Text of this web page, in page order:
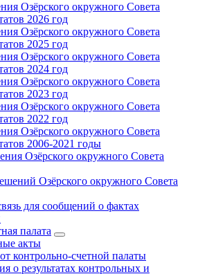
Озёрского окружного Совета
2026 год
Озёрского окружного Совета
2025 год
Озёрского окружного Совета
2024 год
Озёрского окружного Совета
2023 год
Озёрского окружного Совета
2022 год
Озёрского окружного Совета
2006-2021 годы
Озёрского окружного Совета
Озёрского окружного Совета
для сообщений о фактах
палата
акты
контрольно-счетной палаты
о результатах контрольных и